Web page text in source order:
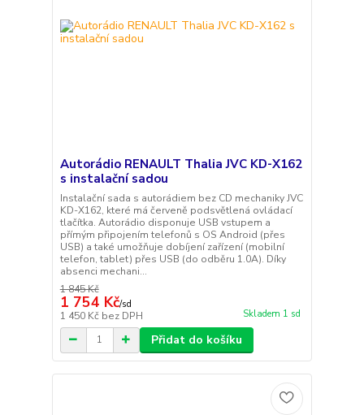
Autorádio RENAULT Thalia JVC KD-X162
s instalační sadou
Instalační sada s autorádiem bez CD mechaniky JVC
KD-X162, které má červeně podsvětlená ovládací
tlačítka. Autorádio disponuje USB vstupem a
přímým připojením telefonů s OS Android (přes
USB) a také umožňuje dobíjení zařízení (mobilní
telefon, tablet) přes USB (do odběru 1.0A). Díky
absenci mechani...
1 845 Kč
1 754 Kč/sd
1 450 Kč bez DPH Skladem 1 sd
Přidat do košíku